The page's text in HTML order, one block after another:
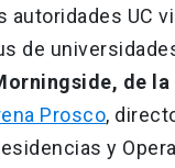
autoridades UC
de
de la
Prosco,
y